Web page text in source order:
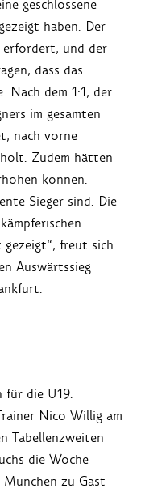
geschlossene
haben. Der
erfordert, und der
dass das
Nach dem 1:1, der
im gesamten
nach vorne
Zudem hätten
können.
Sieger sind. Die
gezeigt“, freut sich
Auswärtssieg
für die U19.
Nico Willig am
Tabellenzweiten
die Woche
zu Gast